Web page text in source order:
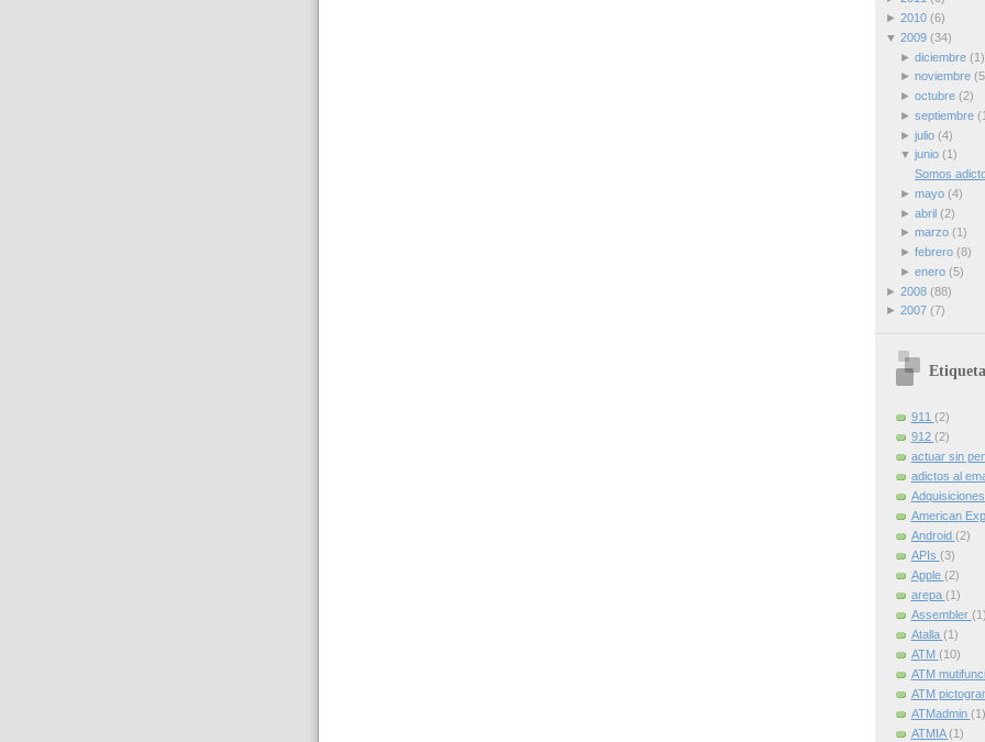
► 2010 (6)
▼ 2009 (34)
► diciembre (1)
► noviembre
► octubre (2)
► septiembre
► julio (4)
▼ junio (1)
Somos
► mayo (4)
► abril (2)
► marzo (1)
► febrero (8)
► enero (5)
► 2008 (88)
► 2007 (7)
911 (2)
912 (2)
actuar sin
adictos al
Adquisiciones
American
Android (2)
APIs (3)
Apple (2)
arepa (1)
Assembler (1)
Atalla (1)
ATM (10)
ATM
ATM
ATMadmin (1)
ATMIA(1)